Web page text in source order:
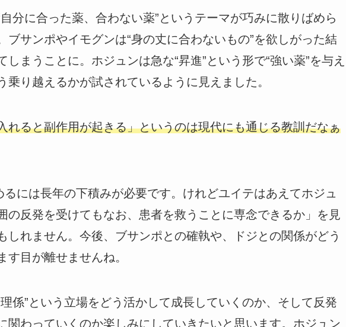
分に合った薬、合わない薬”というテーマが巧みに散りばめら
ブサンポやイモグンは“身の丈に合わないもの”を欲しがった結
まうことに。ホジュンは急な“昇進”という形で“強い薬”を与え
乗り越えるかが試されているように見えました。
れると副作用が起きる」というのは現代にも通じる教訓だなぁ
るには長年の下積みが必要です。けれどユイテはあえてホジュ
の反発を受けてもなお、患者を救うことに専念できるか」を見
しれません。今後、ブサンポとの確執や、ドジとの関係がどう
目が離せませんね。
係”という立場をどう活かして成長していくのか、そして反発
関わっていくのか楽しみにしていきたいと思います。ホジュン